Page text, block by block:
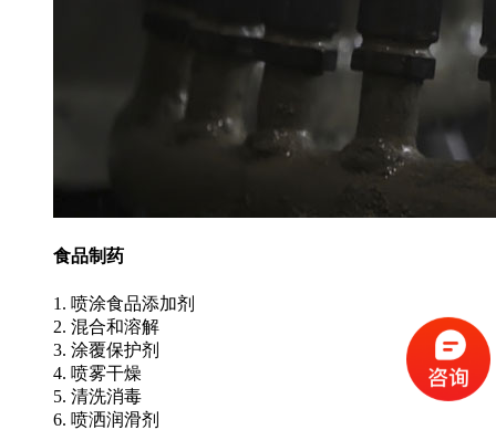
食品制药
1. 喷涂食品添加剂
2. 混合和溶解
3. 涂覆保护剂
4. 喷雾干燥
5. 清洗消毒
6. 喷洒润滑剂